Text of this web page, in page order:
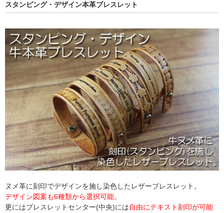
スタンピング・デザイン本革ブレスレット
ヌメ革に刻印でデザインを施し染色したレザーブレスレット。
デザイン図案も6種類から選択可能。
更にはブレスレットセンター(中央)には自由にテキスト刻印が可能